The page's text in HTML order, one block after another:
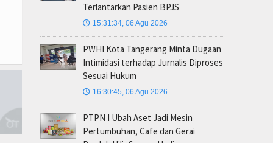
Terlantarkan Pasien BPJS
🕔 15:31:34, 06 Agu 2026
PWHI Kota Tangerang Minta Dugaan
Intimidasi terhadap Jurnalis Diproses
Sesuai Hukum
🕔 16:30:45, 06 Agu 2026
PTPN I Ubah Aset Jadi Mesin
Pertumbuhan, Cafe dan Gerai